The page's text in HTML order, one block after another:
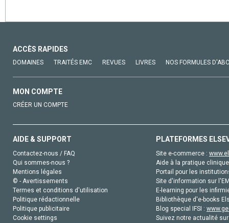
ACCÈS RAPIDES
DOMAINES TRAITÉS EMC REVUES LIVRES NOS FORMULES
MON COMPTE
CRÉER UN COMPTE
AIDE & SUPPORT
Contactez-nous / FAQ
Qui sommes-nous ?
Mentions légales
© - Avertissements
Termes et conditions d'utilisation
Politique rédactionnelle
Politique publicitaire
Cookie settings
PLATEFORMES
Site e-commerce :
Aide à la pratique
Portail pour les
Site d'information sur
E-learning pour les
Bibliothèque d'e-books
Blog special IFSI :
Suivez notre actualité